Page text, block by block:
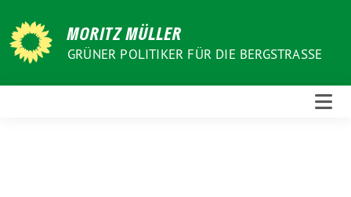
zum
Inhalt
MORITZ MÜLLER
GRÜNER POLITIKER FÜR DIE BERGSTRASSE